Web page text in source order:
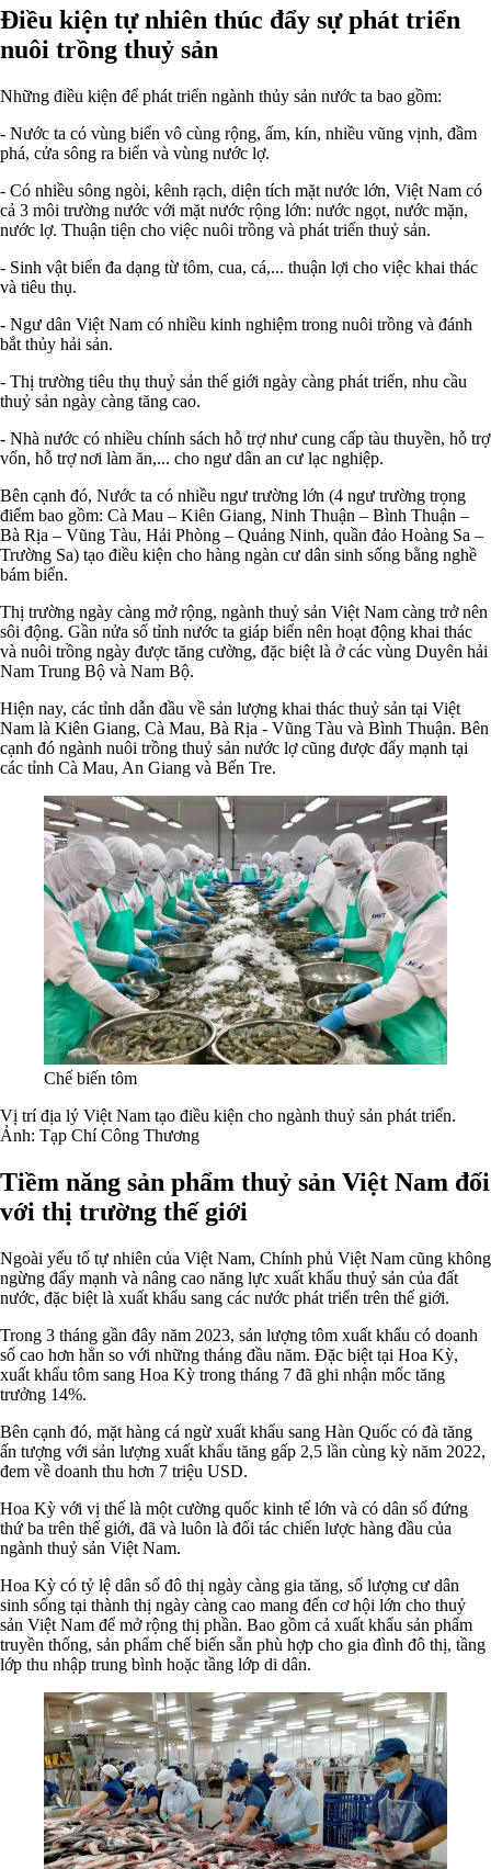
Điều kiện tự nhiên thúc đẩy sự phát triển
nuôi trồng thuỷ sản
Những điều kiện để phát triển ngành thủy sản nước ta bao gồm:
- Nước ta có vùng biển vô cùng rộng, ấm, kín, nhiều vũng vịnh, đầm
phá, cửa sông ra biển và vùng nước lợ.
- Có nhiều sông ngòi, kênh rạch, diện tích mặt nước lớn, Việt Nam có
cả 3 môi trường nước với mặt nước rộng lớn: nước ngọt, nước mặn,
nước lợ. Thuận tiện cho việc nuôi trồng và phát triển thuỷ sản.
- Sinh vật biển đa dạng từ tôm, cua, cá,... thuận lợi cho việc khai thác
và tiêu thụ.
- Ngư dân Việt Nam có nhiều kinh nghiệm trong nuôi trồng và đánh
bắt thủy hải sản.
- Thị trường tiêu thụ thuỷ sản thế giới ngày càng phát triển, nhu cầu
thuỷ sản ngày càng tăng cao.
- Nhà nước có nhiều chính sách hỗ trợ như cung cấp tàu thuyền, hỗ trợ
vốn, hỗ trợ nơi làm ăn,... cho ngư dân an cư lạc nghiệp.
Bên cạnh đó, Nước ta có nhiều ngư trường lớn (4 ngư trường trọng
điểm bao gồm: Cà Mau – Kiên Giang, Ninh Thuận – Bình Thuận –
Bà Rịa – Vũng Tàu, Hải Phòng – Quảng Ninh, quần đảo Hoàng Sa –
Trường Sa) tạo điều kiện cho hàng ngàn cư dân sinh sống bằng nghề
bám biển.
Thị trường ngày càng mở rộng, ngành thuỷ sản Việt Nam càng trở nên
sôi động. Gần nửa số tỉnh nước ta giáp biển nên hoạt động khai thác
và nuôi trồng ngày được tăng cường, đặc biệt là ở các vùng Duyên hải
Nam Trung Bộ và Nam Bộ.
Hiện nay, các tỉnh dẫn đầu về sản lượng khai thác thuỷ sản tại Việt
Nam là Kiên Giang, Cà Mau, Bà Rịa - Vũng Tàu và Bình Thuận. Bên
cạnh đó ngành nuôi trồng thuỷ sản nước lợ cũng được đẩy mạnh tại
các tỉnh Cà Mau, An Giang và Bến Tre.
Chế biến tôm
Vị trí địa lý Việt Nam tạo điều kiện cho ngành thuỷ sản phát triển.
Ảnh: Tạp Chí Công Thương
Tiềm năng sản phẩm thuỷ sản Việt Nam đối
với thị trường thế giới
Ngoài yếu tố tự nhiên của Việt Nam, Chính phủ Việt Nam cũng không
ngừng đẩy mạnh và nâng cao năng lực xuất khẩu thuỷ sản của đất
nước, đặc biệt là xuất khẩu sang các nước phát triển trên thế giới.
Trong 3 tháng gần đây năm 2023, sản lượng tôm xuất khẩu có doanh
số cao hơn hẳn so với những tháng đầu năm. Đặc biệt tại Hoa Kỳ,
xuất khẩu tôm sang Hoa Kỳ trong tháng 7 đã ghi nhận mốc tăng
trưởng 14%.
Bên cạnh đó, mặt hàng cá ngừ xuất khẩu sang Hàn Quốc có đà tăng
ấn tượng với sản lượng xuất khẩu tăng gấp 2,5 lần cùng kỳ năm 2022,
đem về doanh thu hơn 7 triệu USD.
Hoa Kỳ với vị thế là một cường quốc kinh tế lớn và có dân số đứng
thứ ba trên thế giới, đã và luôn là đối tác chiến lược hàng đầu của
ngành thuỷ sản Việt Nam.
Hoa Kỳ có tỷ lệ dân số đô thị ngày càng gia tăng, số lượng cư dân
sinh sống tại thành thị ngày càng cao mang đến cơ hội lớn cho thuỷ
sản Việt Nam để mở rộng thị phần. Bao gồm cả xuất khẩu sản phẩm
truyền thống, sản phẩm chế biến sẵn phù hợp cho gia đình đô thị, tầng
lớp thu nhập trung bình hoặc tầng lớp di dân.